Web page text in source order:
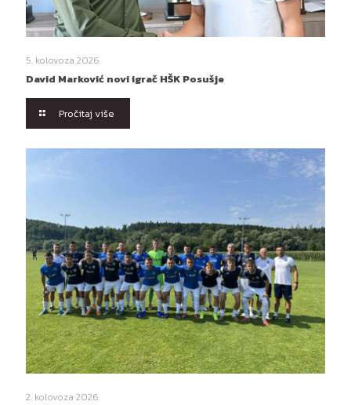
5. kolovoza 2026.
David Marković novi igrač HŠK Posušje
Pročitaj više
2. kolovoza 2026.